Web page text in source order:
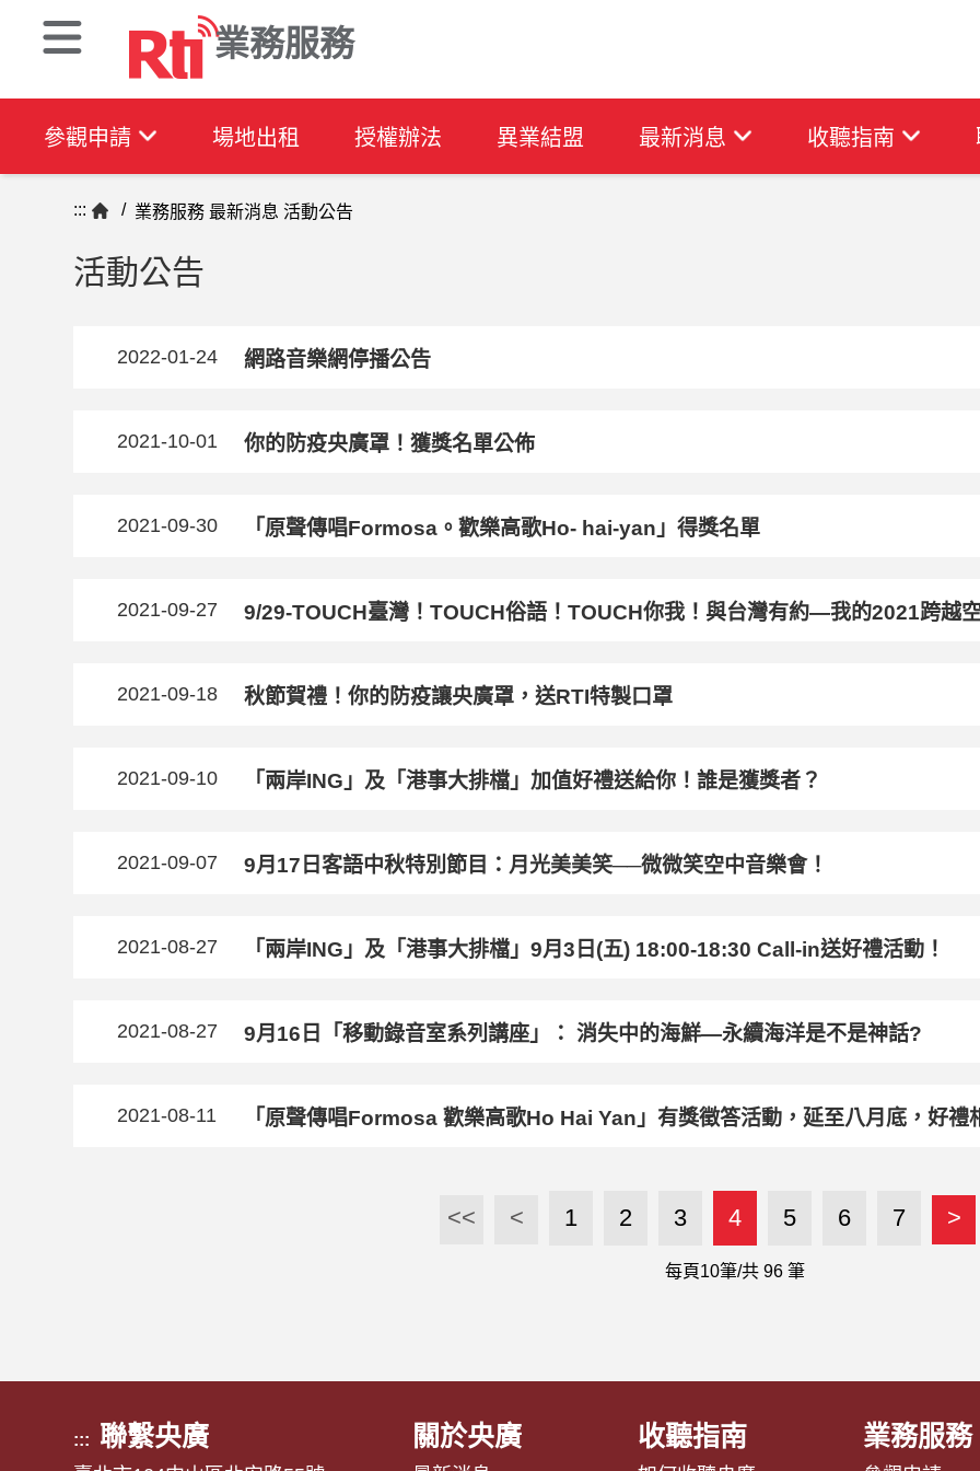
業務服務
參觀申請 場地出租 授權辦法 異業結盟 最新消息 收聽指南
::: / 業務服務 最新消息 活動公告
活動公告
2022-01-24 網路音樂網停播公告
2021-10-01 你的防疫央廣罩！獲獎名單公佈
2021-09-30 「原聲傳唱Formosa。歡樂高歌Ho- hai-yan」得獎名單
2021-09-27 9/29-TOUCH臺灣！TOUCH俗語！TOUCH你我！與台灣有約—我的2021跨越
2021-09-18 秋節賀禮！你的防疫讓央廣罩，送RTI特製口罩
2021-09-10 「兩岸ING」及「港事大排檔」加值好禮送給你！誰是獲獎者？
2021-09-07 9月17日客語中秋特別節目：月光美美笑──微微笑空中音樂會！
2021-08-27 「兩岸ING」及「港事大排檔」9月3日(五) 18:00-18:30 Call-in送好禮活動！
2021-08-27 9月16日「移動錄音室系列講座」： 消失中的海鮮—永續海洋是不是神話?
2021-08-11 「原聲傳唱Formosa 歡樂高歌Ho Hai Yan」有獎徵答活動，延至八月底
<< < 1 2 3 4 5 6 7 >
每頁10筆/共 96 筆
::: 聯繫央廣 關於央廣 收聽指南 業務服務